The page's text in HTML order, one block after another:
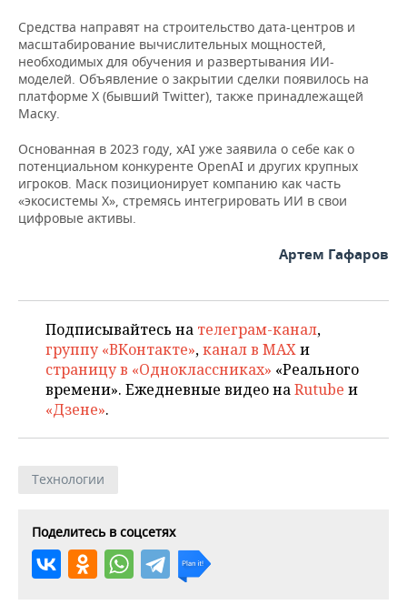
ЭНЕРГЕТИКА
ТЕЛЕКОММУНИКАЦИИ
БИЗНЕС-БРАНЧИ
ONLINE-КОНФЕРЕНЦИИ
ФУТБОЛ
ХОККЕЙ
ВОЛЕЙБОЛ
КИБЕРСПОРТ
ВОДНЫЕ ВИДЫ СПОРТА
ХОККЕЙ С МЯЧОМ
НОВОСТИ ОБЩЕСТВА
ВЛАСТЬ
ИСТОРИЯ
КУЛЬТУРА
ОБРАЗОВАНИЕ
ПРОИСШЕСТВИЯ
ФОТОГАЛЕРЕЯ
СЮЖЕТЫ
СПИСОК ПЕРСОН
СПИСОК КОМПАНИЙ
ПОЛНАЯ ВЕРСИЯ
Средства направят на строительство дата-центров и
масштабирование вычислительных мощностей,
необходимых для обучения и развертывания ИИ-
моделей. Объявление о закрытии сделки появилось на
платформе X (бывший Twitter), также принадлежащей
Маску.
Основанная в 2023 году, xAI уже заявила о себе как о
потенциальном конкуренте OpenAI и других крупных
игроков. Маск позиционирует компанию как часть
«экосистемы X», стремясь интегрировать ИИ в свои
цифровые активы.
Артем Гафаров
Подписывайтесь на телеграм-канал,
группу «ВКонтакте»,канал в MAXи
страницу в «Одноклассниках» «Реального
времени». Ежедневные видео наRutube и
«Дзене».
Технологии
Поделитесь в соцсетях